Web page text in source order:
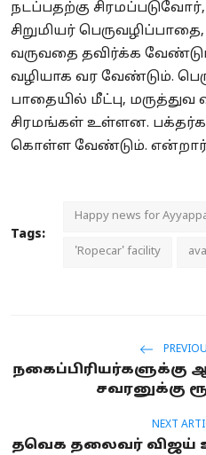
நடப்பதற்கு சிரமப்படுவோர்,
சிறுமியர்
வருவதை தவிர்க்க
வழியாக வர வேண்டும்.
பாதையில் மீட்பு, மருத்துவ
சிரமங்கள் உள்ளன.
கொள்ள வேண்டும்.
Tags:
Happy news for
'Ropecar' facility
நகைப்பிரியர்களுக்கு
சவரனுக்கு
NEXT
தவெக தலைவர் விஜய்